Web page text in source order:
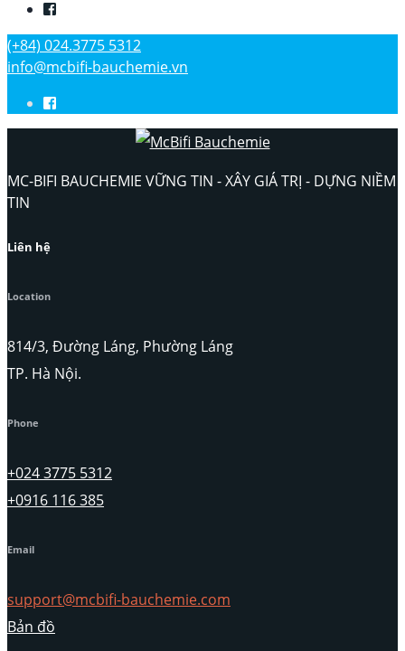
(+84) 024.3775 5312
info@mcbifi-bauchemie.vn
MC-BIFI BAUCHEMIE VỮNG TIN - XÂY GIÁ TRỊ - DỰNG NIỀM
TIN
Liên hệ
Location
814/3, Đường Láng, Phường Láng
TP. Hà Nội.
Phone
+024 3775 5312
+0916 116 385
Email
support@mcbifi-bauchemie.com
Bản đồ